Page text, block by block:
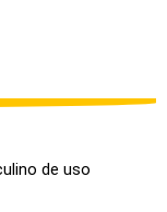
de uso